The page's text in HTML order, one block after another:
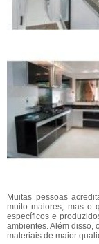
Muitas pessoas
muito maiores, mas o
específicos e
ambientes. Além disso,
materiais de maior